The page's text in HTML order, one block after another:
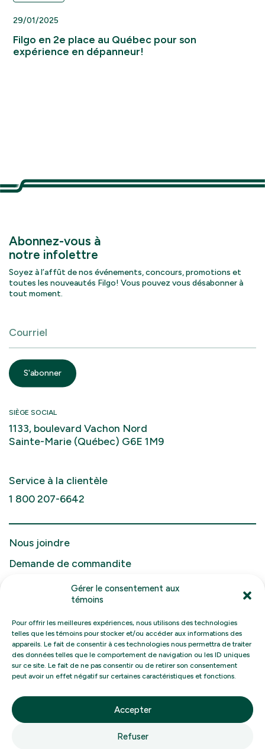
Gérer le consentement aux
témoins
Pour offrir les meilleures expériences, nous utilisons des technologies
telles que les témoins pour stocker et/ou accéder aux informations des
appareils. Le fait de consentir à ces technologies nous permettra de traiter
des données telles que le comportement de navigation ou les ID uniques
sur ce site. Le fait de ne pas consentir ou de retirer son consentement
peut avoir un effet négatif sur certaines caractéristiques et fonctions.
Accepter
Refuser
29/01/2025
Filgo en 2e place au Québec pour son
expérience en dépanneur!
Abonnez-vous à
notre infolettre
Soyez à l’affût de nos événements, concours, promotions et
toutes les nouveautés Filgo! Vous pouvez vous désabonner à
tout moment.
SIÈGE SOCIAL
1133, boulevard Vachon Nord
Sainte-Marie (Québec) G6E 1M9
Service à la clientèle
1 800 207-6642
Nous joindre
Demande de commandite
Politique de confidentialité
Filgo Énergies